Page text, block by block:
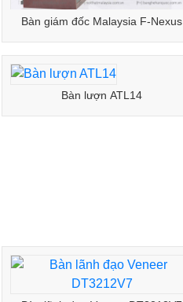
Bàn giám đốc Malaysia F-Nexus
Bàn lượn ATL14